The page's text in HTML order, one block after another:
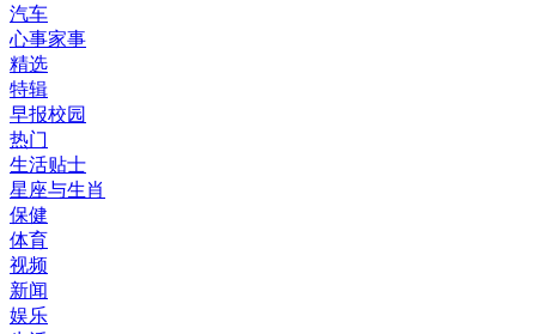
汽车
心事家事
精选
特辑
早报校园
热门
生活贴士
星座与生肖
保健
体育
视频
新闻
娱乐